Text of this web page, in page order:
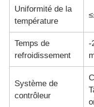
Équipement d'essai
Équipement d'essai
Équipement d'essai
Uniformité de la
température
Temps de
refroidissement
-
Système de
contrôleur